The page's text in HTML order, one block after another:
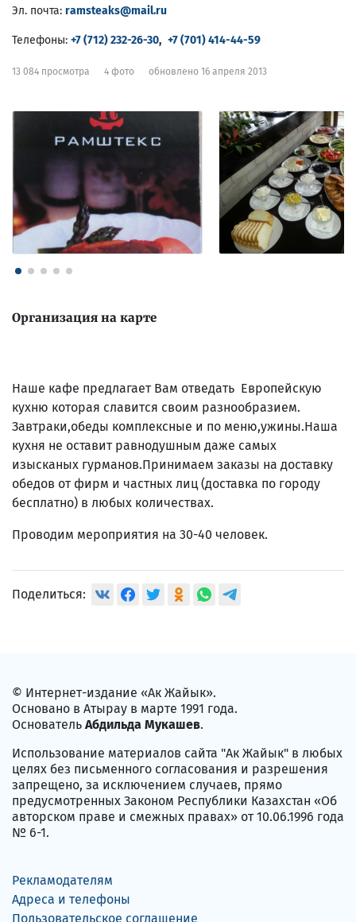
Эл. почта: ramsteaks@mail.ru
Телефоны: +7 (712) 232-26-30, +7 (701) 414-44-59
13 084 просмотра 4 фото обновлено 16 апреля 2013
Организация на карте
Наше кафе предлагает Вам отведать Европейскую
кухню которая славится своим разнообразием.
Завтраки,обеды комплексные и по меню,ужины.Наша
кухня не оставит равнодушным даже самых
изысканых гурманов.Принимаем заказы на доставку
обедов от фирм и частных лиц (доставка по городу
бесплатно) в любых количествах.
Проводим мероприятия на 30-40 человек.
Поделиться:
© Интернет-издание «Ак Жайык».
Основано в Атырау в марте 1991 года.
Основатель Абдильда Мукашев.
Использование материалов сайта "Ак Жайык" в любых
целях без письменного согласования и разрешения
запрещено, за исключением случаев, прямо
предусмотренных Законом Республики Казахстан «Об
авторском праве и смежных правах» от 10.06.1996 года
№ 6-1.
Рекламодателям
Адреса и телефоны
Пользовательское соглашение